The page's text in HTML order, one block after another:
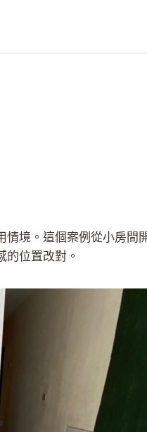
境。這個案例從小房間
位置改對。